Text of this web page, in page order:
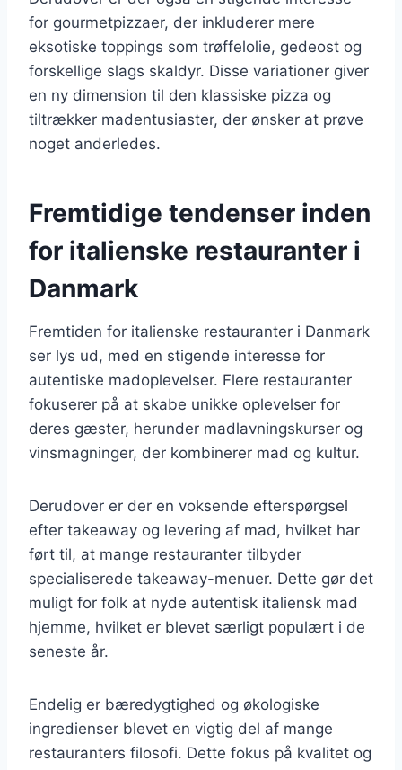
for gourmetpizzaer, der inkluderer mere
eksotiske toppings som trøffelolie, gedeost og
forskellige slags skaldyr. Disse variationer giver
en ny dimension til den klassiske pizza og
tiltrækker madentusiaster, der ønsker at prøve
noget anderledes.
Fremtidige tendenser inden
for italienske restauranter i
Danmark
Fremtiden for italienske restauranter i Danmark
ser lys ud, med en stigende interesse for
autentiske madoplevelser. Flere restauranter
fokuserer på at skabe unikke oplevelser for
deres gæster, herunder madlavningskurser og
vinsmagninger, der kombinerer mad og kultur.
Derudover er der en voksende efterspørgsel
efter takeaway og levering af mad, hvilket har
ført til, at mange restauranter tilbyder
specialiserede takeaway-menuer. Dette gør det
muligt for folk at nyde autentisk italiensk mad
hjemme, hvilket er blevet særligt populært i de
seneste år.
Endelig er bæredygtighed og økologiske
ingredienser blevet en vigtig del af mange
restauranters filosofi. Dette fokus på kvalitet og